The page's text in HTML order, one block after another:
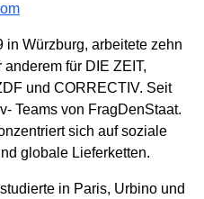
in Würzburg, arbeitete zehn
für DIE ZEIT,
und CORRECTIV. Seit
Teams von FragDenStaat.
sich auf soziale
globale Lieferketten.
in Paris, Urbino und